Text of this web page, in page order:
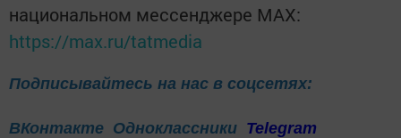
национальном мессенджере MАХ:
https://max.ru/tatmedia
Подписывайтесь на нас в соцсетях:
ВКонтакте Одноклассники Telegram